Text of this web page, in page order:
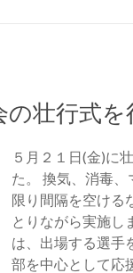
の壮行式を
５月２１日(金)に
た。 換気、消毒
限り間隔を空ける
とりながら実施し
は、出場する選手
部を中心として応